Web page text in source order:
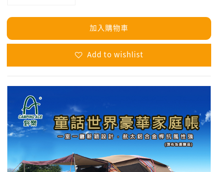
加入購物車
Add to wishlist